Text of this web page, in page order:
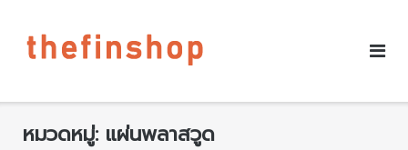
หมวดหมู่: แผ่นพลาสวูด